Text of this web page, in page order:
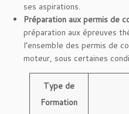
ses aspirations.
Préparation aux permis de
préparation aux épreuves
l’ensemble des permis de
moteur, sous certaines
Type de
Formation